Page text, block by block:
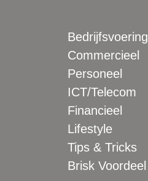
Bedrijfsvoering
Commercieel
Personeel
ICT/Telecom
Financieel
Lifestyle
Tips & Tricks
Brisk Voordeel